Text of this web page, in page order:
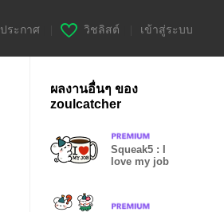
ประกาศ วิชลิสต์ เข้าสู่ระบบ
ผลงานอื่นๆ ของ
zoulcatcher
Squeak5 : I
love my job